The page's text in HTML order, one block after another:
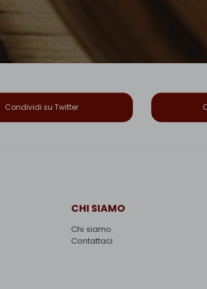
Condividi su Twitter
CHI SIAMO
Chi siamo
Contattaci